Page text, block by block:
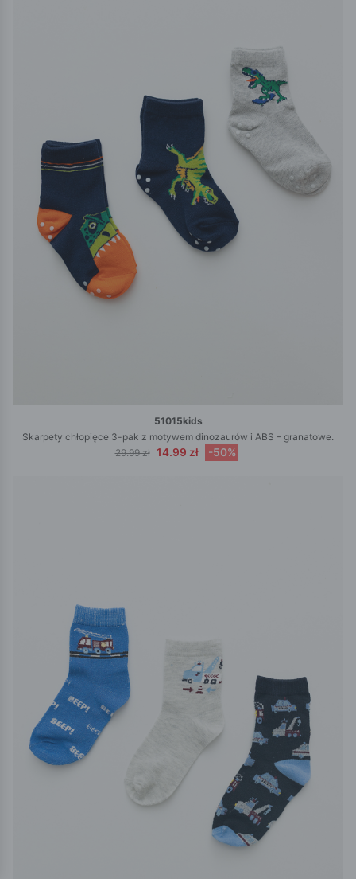
51015kids
Skarpety chłopięce 3-pak z motywem dinozaurów i ABS – granatowe.
29.99 zł 14.99 zł -50%